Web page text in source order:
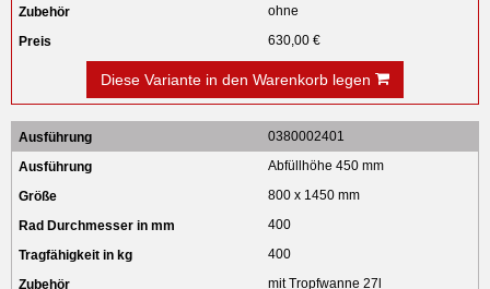
ohne
630,00 €
Diese Variante in den Warenkorb legen
0380002401
Abfüllhöhe 450 mm
800 x 1450 mm
400
400
mit Tropfwanne 27l